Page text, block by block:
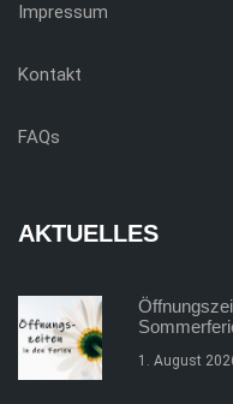
Impressum
Kontakt
FAQs
AKTUELLES
1. August